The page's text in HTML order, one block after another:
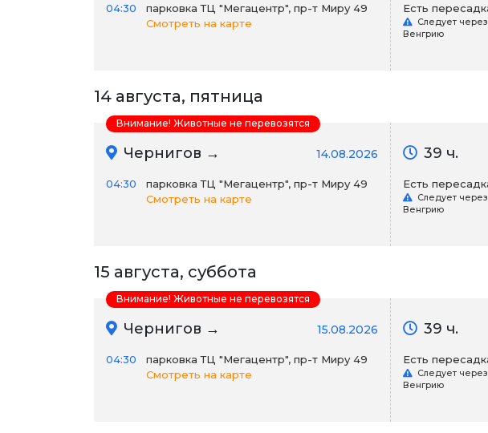
04:30
парковка ТЦ "Мегацентр", пр-т Миру 49
Смотреть на карте
Есть
Следует через
Венгрию
14 августа, пятница
Чернигов → 14.08.2026
04:30
парковка ТЦ "Мегацентр", пр-т Миру 49
Смотреть на карте
39 ч.
Есть
Следует через
Венгрию
Внимание! Животные не перевозятся
15 августа, суббота
Чернигов → 15.08.2026
04:30
парковка ТЦ "Мегацентр", пр-т Миру 49
Смотреть на карте
39 ч.
Есть
Следует через
Венгрию
Внимание! Животные не перевозятся